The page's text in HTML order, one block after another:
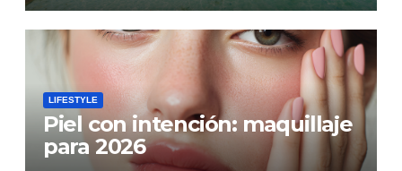
LIFESTYLE
Piel con intención: maquillaje
para 2026